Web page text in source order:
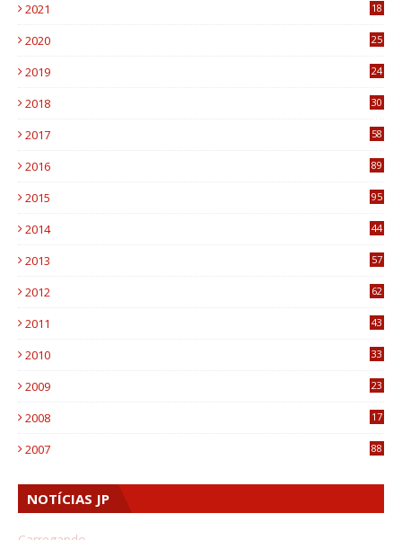
2021
18
2020
25
2019
24
2018
30
2017
58
2016
89
2015
95
2014
44
2013
57
2012
62
2011
43
2010
33
2009
23
2008
17
2007 88
NOTÍCIAS JP